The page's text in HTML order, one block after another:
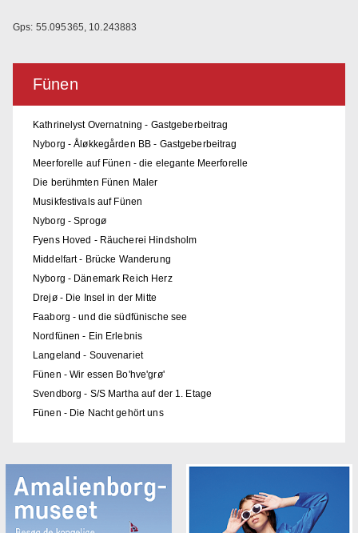
Gps: 55.095365, 10.243883
Fünen
Kathrinelyst Overnatning - Gastgeberbeitrag
Nyborg - Åløkkegården BB - Gastgeberbeitrag
Meerforelle auf Fünen - die elegante Meerforelle
Die berühmten Fünen Maler
Musikfestivals auf Fünen
Nyborg - Sprogø
Fyens Hoved - Räucherei Hindsholm
Middelfart - Brücke Wanderung
Nyborg - Dänemark Reich Herz
Drejø - Die Insel in der Mitte
Faaborg - und die südfünische see
Nordfünen - Ein Erlebnis
Langeland - Souvenariet
Fünen - Wir essen Bo'hve'grø'
Svendborg - S/S Martha auf der 1. Etage
Fünen - Die Nacht gehört uns